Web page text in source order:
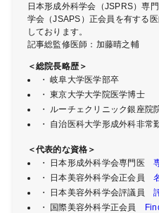
日本形成外科学会（JSPRS）専
学会（JSAPS）正会員を有する
しております。
記事総監修医師：加藤晴之輔
＜総院長略歴＞
・ 岐阜大学医学部卒
・ 東京大学大学院医学博士
・ ルーチェクリニック銀座院
・ 自治医科大学形成外科非常
＜代表的な資格＞
・ 日本形成外科学会専門医
・ 日本美容外科学会正会員
・ 日本美容外科学会評議員
・ 国際美容外科学正会員